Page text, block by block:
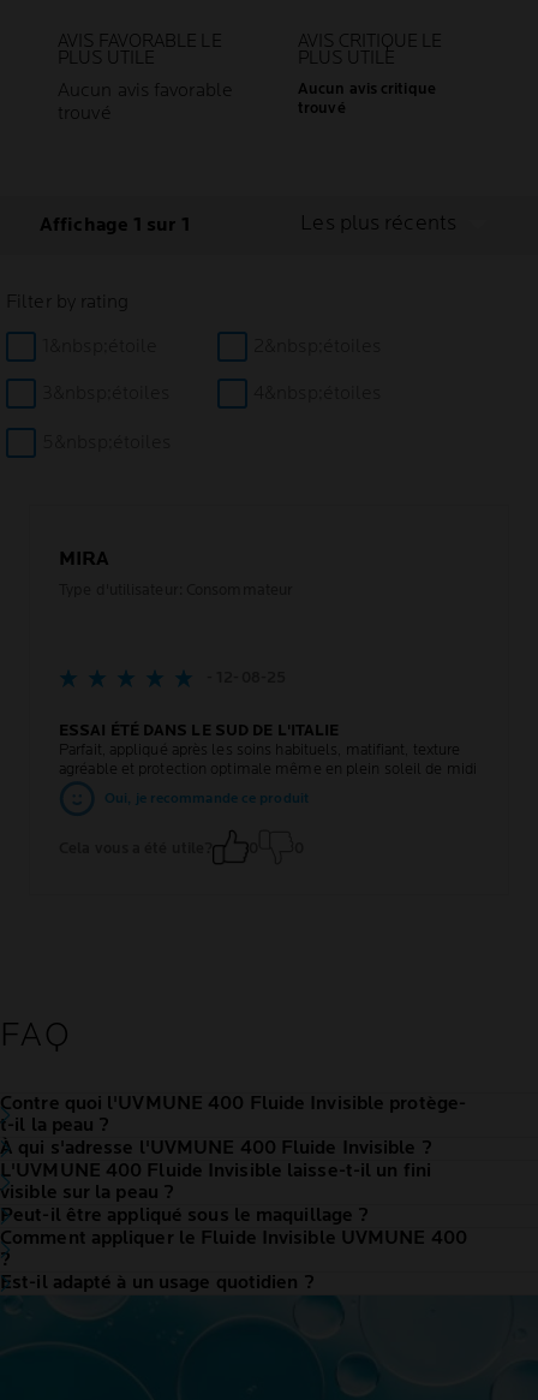
AVIS FAVORABLE LE
PLUS UTILE
Aucun avis favorable
trouvé
AVIS CRITIQUE LE
PLUS UTILE
Aucun avis critique
trouvé
Affichage 1 sur 1 Les plus récents
Filter by rating
MIRA
ESSAI ÉTÉ DANS LE SUD DE L'ITALIE
Parfait, appliqué après les soins habituels, matifiant, texture
agréable et protection optimale même en plein soleil de midi
Oui, je recommande ce produit
Cela vous a été utile?
FAQ
Contre quoi l'UVMUNE 400 Fluide Invisible protège-
t-il la peau ?
À qui s'adresse l'UVMUNE 400 Fluide Invisible ?
L'UVMUNE 400 Fluide Invisible laisse-t-il un fini
visible sur la peau ?
Peut-il être appliqué sous le maquillage ?
Comment appliquer le Fluide Invisible UVMUNE 400
?
Est-il adapté à un usage quotidien ?